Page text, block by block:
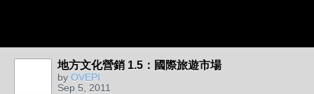
地方文化營銷 1.5：國際旅遊市場
by OVEPI
Sep 5, 2011